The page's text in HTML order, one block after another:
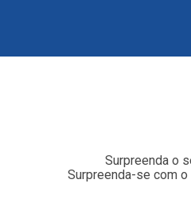
Surpreenda o
Surpreenda-se com o